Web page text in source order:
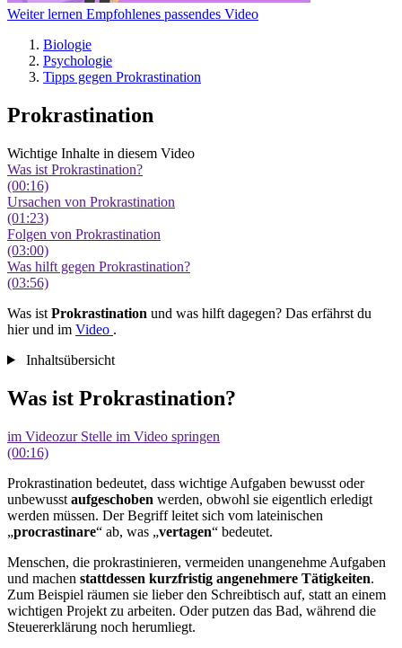
Weiter lernen Empfohlenes passendes Video
Biologie
Psychologie
Tipps gegen Prokrastination
Prokrastination
Wichtige Inhalte in diesem Video
Was ist Prokrastination?
(00:16)
Ursachen von Prokrastination
(01:23)
Folgen von Prokrastination
(03:00)
Was hilft gegen Prokrastination?
(03:56)
Was ist Prokrastination und was hilft dagegen? Das erfährst du
hier und im Video .
Inhaltsübersicht
Was ist Prokrastination?
im Videozur Stelle im Video springen
(00:16)
Prokrastination bedeutet, dass wichtige Aufgaben bewusst oder
unbewusst aufgeschoben werden, obwohl sie eigentlich erledigt
werden müssen. Der Begriff leitet sich vom lateinischen
„procrastinare“ ab, was „vertagen“ bedeutet.
Menschen, die prokrastinieren, vermeiden unangenehme Aufgaben
und machen stattdessen kurzfristig angenehmere Tätigkeiten.
Zum Beispiel räumen sie lieber den Schreibtisch auf, statt an einem
wichtigen Projekt zu arbeiten. Oder putzen das Bad, während die
Steuererklärung noch herumliegt.